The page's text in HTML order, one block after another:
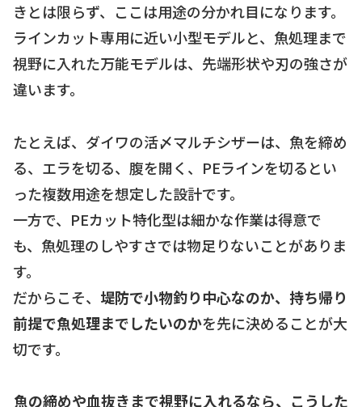
きとは限らず、ここは用途の分かれ目になります。
ラインカット専用に近い小型モデルと、魚処理まで
視野に入れた万能モデルは、先端形状や刃の強さが
違います。
たとえば、ダイワの活〆マルチシザーは、魚を締め
る、エラを切る、腹を開く、PEラインを切るとい
った複数用途を想定した設計です。
一方で、PEカット特化型は細かな作業は得意で
も、魚処理のしやすさでは物足りないことがありま
す。
だからこそ、 堤防で小物釣り中心なのか、持ち帰り
前提で魚処理までしたいのかを先に決めることが大
切です。
魚の締めや血抜きまで視野に入れるなら、こうした